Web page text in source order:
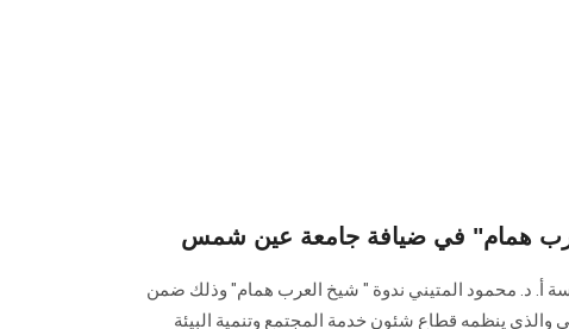
همام" في ضيافة جامعة عين شمس
د. محمود المتيني ندوة " شيخ العرب همام" وذلك ضمن
والذي ينظمه قطاع شئون خدمة المجتمع وتنمية البيئة